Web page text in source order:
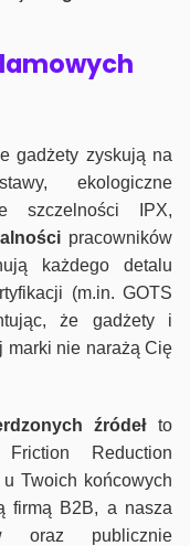
gadżety zyskują na
ekologiczne
szczelności IPX,
pracowników
każdego detalu
(m.in. GOTS
że gadżety i
marki nie narażą Cię
źródełto
Reduction
Twoich końcowych
firmą B2B, a nasza
oraz publicznie